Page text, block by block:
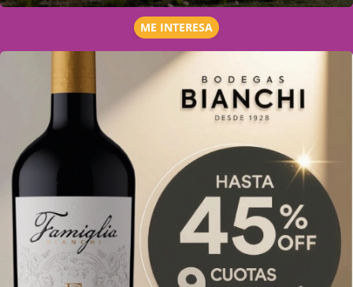
ME INTERESA